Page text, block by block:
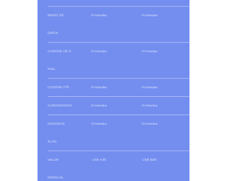
BASES DE
DATOS
Ilimitadas Ilimitadas
CUENTAS DE E-
MAIL
Ilimitadas Ilimitadas
CUENTAS FTP Ilimitadas Ilimitadas
SUBDOMINIOS Ilimitados Ilimitados
DOMINIOS
ALIAS
Ilimitados Ilimitados
VALOR
MENSUAL
US$ 4.95 US$ 8.80